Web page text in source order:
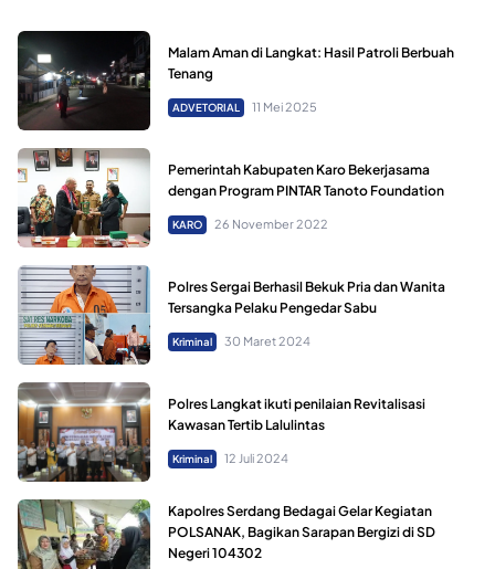
Malam Aman di Langkat: Hasil Patroli Berbuah
Tenang
ADVETORIAL 11 Mei 2025
Pemerintah Kabupaten Karo Bekerjasama
dengan Program PINTAR Tanoto Foundation
KARO 26 November 2022
Polres Sergai Berhasil Bekuk Pria dan Wanita
Tersangka Pelaku Pengedar Sabu
Kriminal 30 Maret 2024
Polres Langkat ikuti penilaian Revitalisasi
Kawasan Tertib Lalulintas
Kriminal 12 Juli 2024
Kapolres Serdang Bedagai Gelar Kegiatan
POLSANAK, Bagikan Sarapan Bergizi di SD
Negeri 104302